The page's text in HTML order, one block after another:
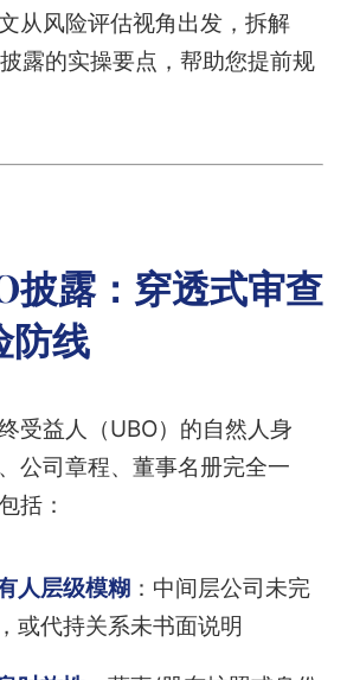
从风险评估视角出发，拆解
露的实操要点，帮助您提前规
披露：穿透式审查
防线
受益人（UBO）的自然人身
公司章程、董事名册完全一
括：
人层级模糊：中间层公司未完
或代持关系未书面说明